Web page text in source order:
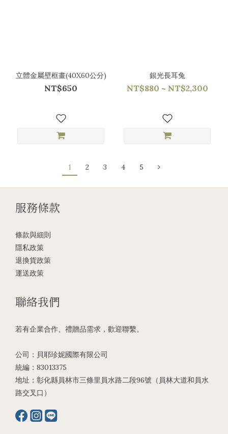
立體金屬壁框畫(40X60公分)
NT$650
銀光長耳兔
NT$880 ~ NT$2,300
1 2 3 4 5
服務條款
條款與細則
隱私政策
退換貨政策
運送政策
聯絡我們
若有企業合作、禮贈品需求，歡迎聯繫。
公司：貝耶珍妮國際有限公司
統編：83013375
地址：彰化縣員林市三條里員水路二段96號（員林大道和員水
路交叉口）